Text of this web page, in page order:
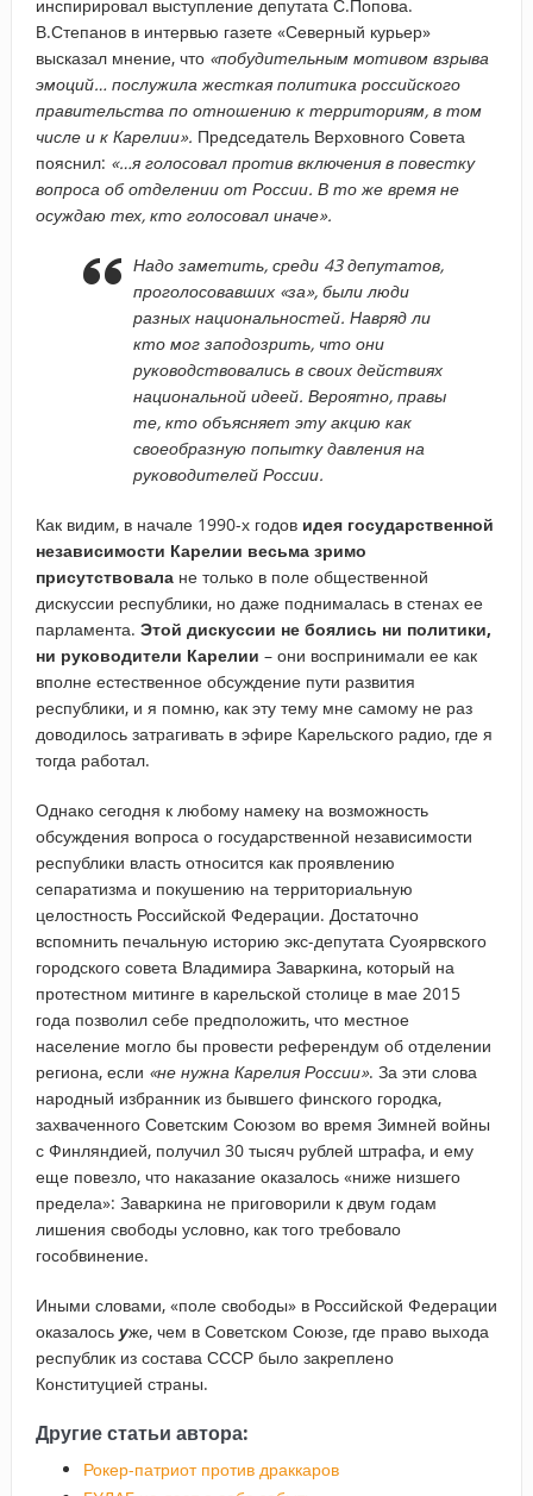
инспирировал выступление депутата С.Попова.
В.Степанов в интервью газете «Северный курьер»
высказал мнение, что «побудительным мотивом взрыва
эмоций… послужила жесткая политика российского
правительства по отношению к территориям, в том
числе и к Карелии». Председатель Верховного Совета
пояснил: «…я голосовал против включения в повестку
вопроса об отделении от России. В то же время не
осуждаю тех, кто голосовал иначе».
Надо заметить, среди 43 депутатов,
проголосовавших «за», были люди
разных национальностей. Навряд ли
кто мог заподозрить, что они
руководствовались в своих действиях
национальной идеей. Вероятно, правы
те, кто объясняет эту акцию как
своеобразную попытку давления на
руководителей России.
Как видим, в начале 1990-х годов идея государственной
независимости Карелии весьма зримо
присутствовалане только в поле общественной
дискуссии республики, но даже поднималась в стенах ее
парламента. Этой дискуссии не боялись ни политики,
ни руководители Карелии – они воспринимали ее как
вполне естественное обсуждение пути развития
республики, и я помню, как эту тему мне самому не раз
доводилось затрагивать в эфире Карельского радио, где я
тогда работал.
Однако сегодня к любому намеку на возможность
обсуждения вопроса о государственной независимости
республики власть относится как проявлению
сепаратизма и покушению на территориальную
целостность Российской Федерации. Достаточно
вспомнить печальную историю экс-депутата Суоярвского
городского совета Владимира Заваркина, который на
протестном митинге в карельской столице в мае 2015
года позволил себе предположить, что местное
население могло бы провести референдум об отделении
региона, если «не нужна Карелия России». За эти слова
народный избранник из бывшего финского городка,
захваченного Советским Союзом во время Зимней войны
с Финляндией, получил 30 тысяч рублей штрафа, и ему
еще повезло, что наказание оказалось «ниже низшего
предела»: Заваркина не приговорили к двум годам
лишения свободы условно, как того требовало
гособвинение.
Иными словами, «поле свободы» в Российской Федерации
оказалось уже, чем в Советском Союзе, где право выхода
республик из состава СССР было закреплено
Конституцией страны.
Другие статьи автора:
Рокер-патриот против драккаров